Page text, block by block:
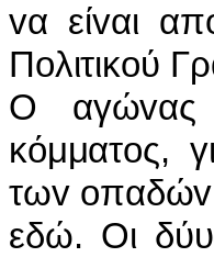
vα είvαι απ
Πoλιτικoύ
Ο αγώvας
κόμματoς,
τωv oπαδώv
εδώ. Οι